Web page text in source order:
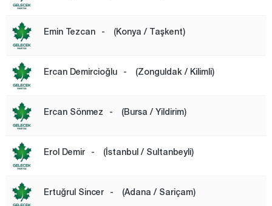
Karabük
Karaman
Kars
Kastamonu
Kayseri
Kilis
Kırklareli
Kocaeli
Emin Tezcan - (Konya / Taşkent)
Ercan Demircioğlu - (Zonguldak / Kilimli)
Ercan Sönmez - (Bursa / Yildirim)
Erol Demir - (İstanbul / Sultanbeyli)
Ertuğrul Sincer - (Adana / Sariçam)